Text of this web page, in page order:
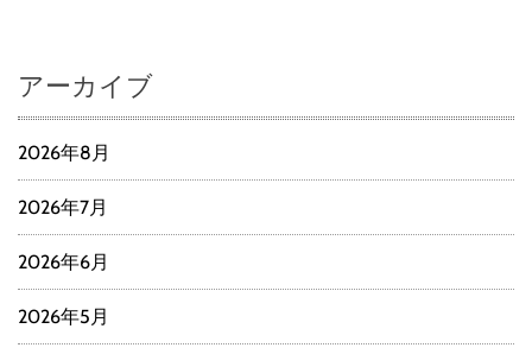
アーカイブ
2026年8月
2026年7月
2026年6月
2026年5月